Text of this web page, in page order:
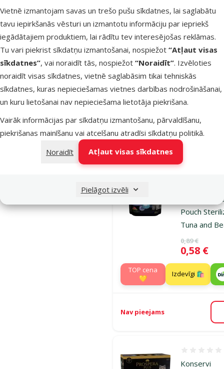
Vietnē izmantojam savas un trešo pušu sīkdatnes, lai saglabātu
tavu iepirkšanās vēsturi un izmantotu informāciju par iepriekš
iegādātajiem produktiem, lai rādītu tev interesējošas reklāmas.
Tu vari piekrist sīkdatņu izmantošanai, nospiežot “Atļaut visas
sīkdatnes”, vai noraidīt tās, nospiežot “Noraidīt”. Izvēloties
noraidīt visas sīkdatnes, vietnē saglabāsim tikai tehniskās
sīkdatnes, kuras nepieciešamas vietnes darbības nodrošināšanai,
un kuru lietošanai nav nepieciešama lietotāja piekrišana.
Vairāk informācijas par sīkdatņu izmantošanu, pārvaldīšanu,
piekrišanas mainīšanu vai atcelšanu atradīsi sīkdatņu politikā.
Noraidīt
Atļaut visas sīkdatnes
Pielāgot izvēli
Prospera
Cat Pouch
g
Cena
9,99 €
iesaka
Noliktavā
Prospera
Pouch
Tuna and
Oriģinālā
0,89 €
Cena
0,58 €
TOP cena
💛
Izdevīgi 🛍️
Nav pieejams
Konservi